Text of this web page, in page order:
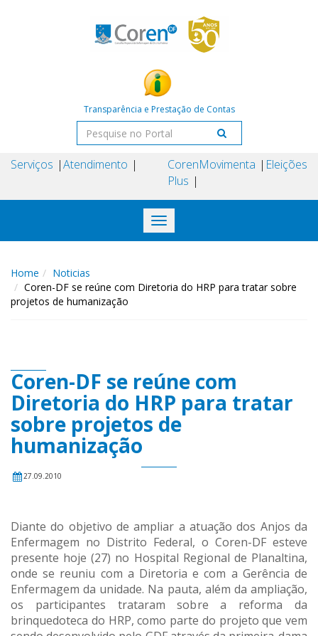
Transparência e Prestação de Contas
Serviços Atendimento
Coren
Plus
Movimenta Eleições
Toggle
navigation
Home
Noticias
Coren-DF se reúne com Diretoria do HRP para tratar sobre
projetos de humanização
Coren-DF se reúne com
Diretoria do HRP para tratar
sobre projetos de
humanização
27.09.2010
Diante do objetivo de ampliar a atuação dos Anjos da
Enfermagem no Distrito Federal, o Coren-DF esteve
presente hoje (27) no Hospital Regional de Planaltina,
onde se reuniu com a Diretoria e com a Gerência de
Enfermagem da unidade. Na pauta, além da ampliação,
os participantes trataram sobre a reforma da
brinquedoteca do HRP, como parte do projeto que vem